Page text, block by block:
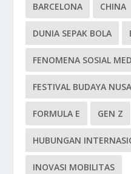
BARCELONA CHINA
DUNIA SEPAK BOLA
FENOMENA SOSIAL
FESTIVAL BUDAYA
FORMULA E GEN Z
HUBUNGAN
INOVASI MOBILITAS